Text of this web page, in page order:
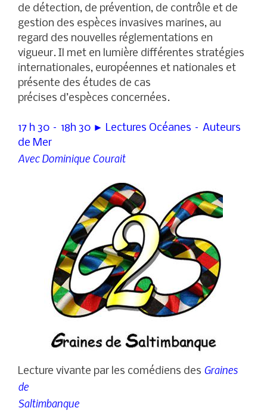
de détection, de prévention, de contrôle et de
gestion des espèces invasives marines, au
regard des nouvelles réglementations en
vigueur. Il met en lumière différentes stratégies
internationales, européennes et nationales et
présente des études de cas
précises d’espèces concernées.
17 h 30 – 18h 30 ► Lectures Océanes – Auteurs
de Mer
Avec Dominique Courait
Lecture vivante par les comédiens des Graines
de
Saltimbanque